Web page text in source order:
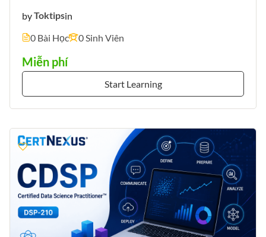
byToktipsin
0 Bài Học
0 Sinh Viên
Miễn phí
Start Learning